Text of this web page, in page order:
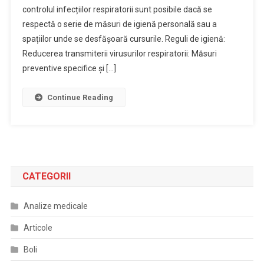
controlul infecțiilor respiratorii sunt posibile dacă se
respectă o serie de măsuri de igienă personală sau a
spațiilor unde se desfășoară cursurile. Reguli de igienă:
Reducerea transmiterii virusurilor respiratorii: Măsuri
preventive specifice și […]
Continue Reading
CATEGORII
Analize medicale
Articole
Boli